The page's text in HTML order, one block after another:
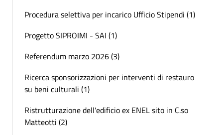
Procedura selettiva per incarico Ufficio Stipendi (1)
Progetto SIPROIMI - SAI (1)
Referendum marzo 2026 (3)
Ricerca sponsorizzazioni per interventi di restauro
su beni culturali (1)
Ristrutturazione dell'edificio ex ENEL sito in C.so
Matteotti (2)